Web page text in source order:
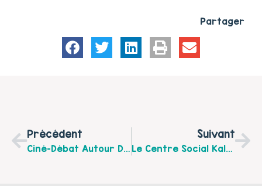
Partager
Précédent
Ciné-Débat Autour De L’égalité Femmes- Hommes Le Jeudi 28 Avril 2022 À 14h Au Centre Culturel Jacques Prévert À Harnes
Suivant
Le Centre Social Kaléido De Noyelles-Sous-Lens Recrute Un.e Coordonnateur.trice Parentalité